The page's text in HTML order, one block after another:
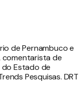
de Pernambuco e
comentarista de
Estado de
Pesquisas. DRT